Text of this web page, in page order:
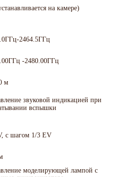
на камере)
2464.5ГГц
-2480.00ГГц
м
звуковой индикацией при
вспышки
с шагом 1/3 EV
моделирующей лампой с